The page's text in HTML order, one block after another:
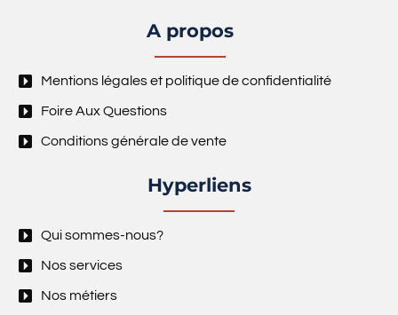
A propos
Mentions légales et politique de confidentialité
Foire Aux Questions
Conditions générale de vente
Hyperliens
Qui sommes-nous?
Nos services
Nos métiers